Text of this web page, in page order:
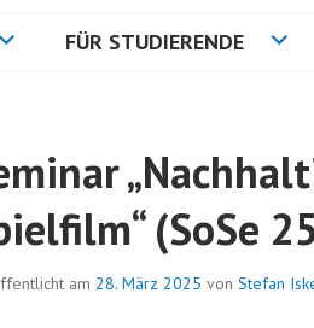
FÜR STUDIERENDE
(SoSe
am 28. März 2025 von Stefan